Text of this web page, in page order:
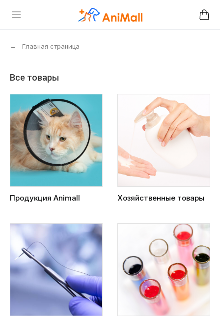
← Главная страница
Все товары
Продукция Animall Хозяйственные товары